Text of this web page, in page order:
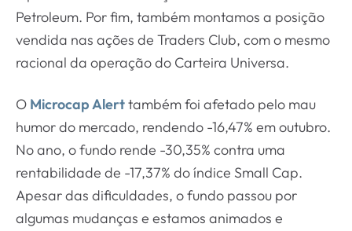
Petroleum. Por fim, também montamos a posição
vendida nas ações de Traders Club, com o mesmo
racional da operação do Carteira Universa.
O Microcap Alerttambém foi afetado pelo mau
humor do mercado, rendendo -16,47% em outubro.
No ano, o fundo rende -30,35% contra uma
rentabilidade de -17,37% do índice Small Cap.
Apesar das dificuldades, o fundo passou por
algumas mudanças e estamos animados e